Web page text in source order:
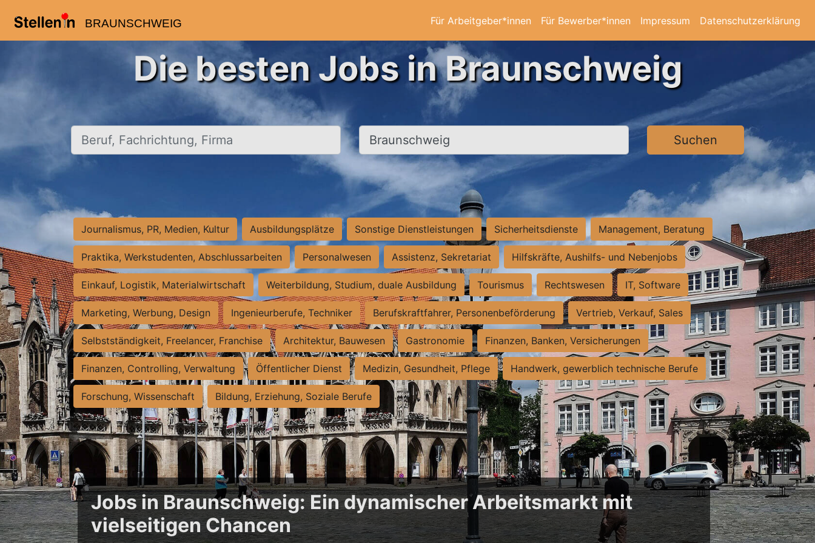
BRAUNSCHWEIG Für Arbeitgeber*innen Für Bewerber*innen Impressum Datenschutzerklärung
Die besten Jobs in Braunschweig
Beruf, Fachrichtung, Firma Ort, Stadt Suchen
Journalismus, PR, Medien, Kultur Ausbildungsplätze Sonstige Dienstleistungen Sicherheitsdienste Management, Beratung
Praktika, Werkstudenten, Abschlussarbeiten Personalwesen Assistenz, Sekretariat Hilfskräfte, Aushilfs- und Nebenjobs
Einkauf, Logistik, Materialwirtschaft Weiterbildung, Studium, duale Ausbildung Tourismus Rechtswesen IT, Software
Marketing, Werbung, Design Ingenieurberufe, Techniker Berufskraftfahrer, Personenbeförderung Vertrieb, Verkauf, Sales
Selbstständigkeit, Freelancer, Franchise Architektur, Bauwesen Gastronomie Finanzen, Banken, Versicherungen
Finanzen, Controlling, Verwaltung Öffentlicher Dienst Medizin, Gesundheit, Pflege Handwerk, gewerblich technische Berufe
Forschung, Wissenschaft Bildung, Erziehung, Soziale Berufe
Jobs in Braunschweig: Ein dynamischer Arbeitsmarkt mit
vielseitigen Chancen